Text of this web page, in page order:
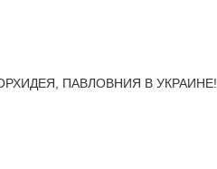
ПАВЛОВНИЯ В УКРАИНЕ!